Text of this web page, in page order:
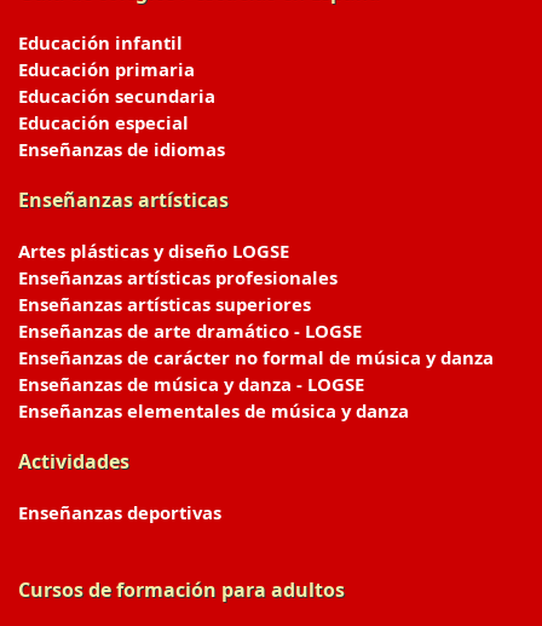
Educación infantil
Educación primaria
Educación secundaria
Educación especial
Enseñanzas de idiomas
Enseñanzas artísticas
Artes plásticas y diseño LOGSE
Enseñanzas artísticas profesionales
Enseñanzas artísticas superiores
Enseñanzas de arte dramático - LOGSE
Enseñanzas de carácter no formal de música y danza
Enseñanzas de música y danza - LOGSE
Enseñanzas elementales de música y danza
Actividades
Enseñanzas deportivas
Cursos de formación para adultos